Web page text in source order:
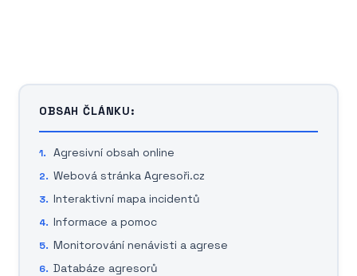
OBSAH ČLÁNKU:
Agresivní obsah online
Webová stránka Agresoři.cz
Interaktivní mapa incidentů
Informace a pomoc
Monitorování nenávisti a agrese
Databáze agresorů